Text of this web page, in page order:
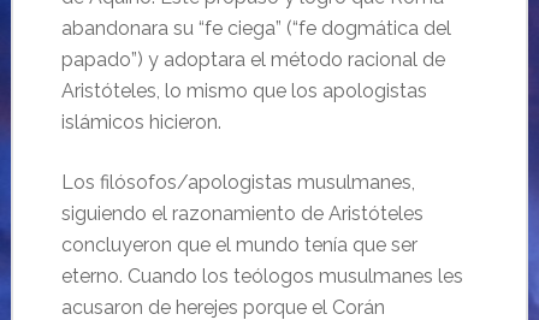
abandonara su “fe ciega” (“fe dogmática del
papado”) y adoptara el método racional de
Aristóteles, lo mismo que los apologistas
islámicos hicieron.
Los filósofos/apologistas musulmanes,
siguiendo el razonamiento de Aristóteles
concluyeron que el mundo tenía que ser
eterno. Cuando los teólogos musulmanes les
acusaron de herejes porque el Corán